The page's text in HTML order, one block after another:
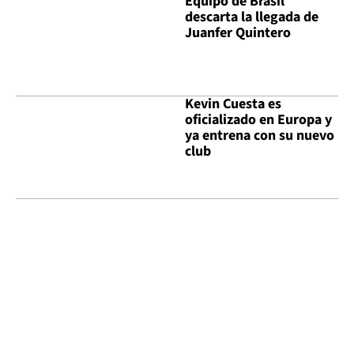
descarta la llegada de
Juanfer Quintero
Kevin Cuesta es
oficializado en Europa y
ya entrena con su nuevo
club